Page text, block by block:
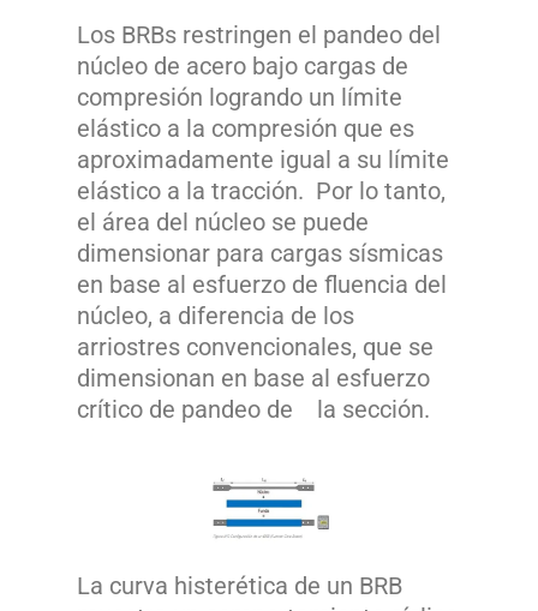
Los BRBs restringen el pandeo del
núcleo de acero bajo cargas de
compresión logrando un límite
elástico a la compresión que es
aproximadamente igual a su límite
elástico a la tracción. Por lo tanto,
el área del núcleo se puede
dimensionar para cargas sísmicas
en base al esfuerzo de fluencia del
núcleo, a diferencia de los
arriostres convencionales, que se
dimensionan en base al esfuerzo
crítico de pandeo de la sección.
La curva histerética de un BRB